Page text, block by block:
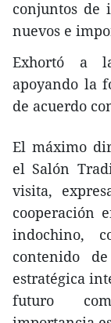
conjuntos de
nuevos e
Exhortó a
apoyando la
de acuerdo
El máximo
el Salón
visita,
cooperación
indochino,
contenido
estratégica
futuro